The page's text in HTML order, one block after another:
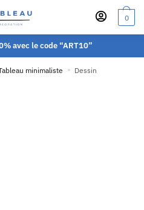
0
avec le code “ART10”
minimaliste »
Dessin